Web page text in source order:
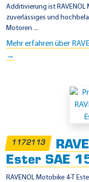
Additivierung ist RAVENOL
zuverlässiges und
Motoren ...
Mehr erfahren über
→
1172113
Ester SAE
RAVENOL Motobike 4-T